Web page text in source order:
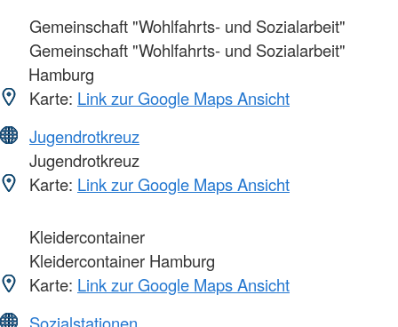
Gemeinschaft "Wohlfahrts- und Sozialarbeit"
Gemeinschaft "Wohlfahrts- und Sozialarbeit"
Hamburg
Karte: Link zur Google Maps Ansicht
Jugendrotkreuz
Jugendrotkreuz
Karte: Link zur Google Maps Ansicht
Kleidercontainer
Kleidercontainer Hamburg
Karte: Link zur Google Maps Ansicht